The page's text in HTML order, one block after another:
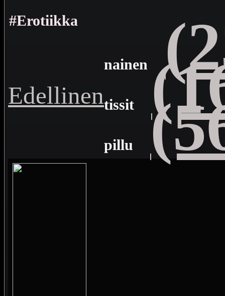
#Erotiikka
Edellinen
nainen
tissit
pillu